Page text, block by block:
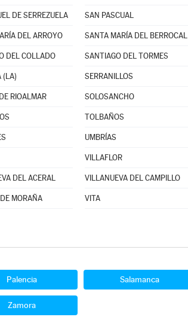
DE SERREZUELA SAN PASCUAL
DEL ARROYO SANTA MARÍA DEL BERROCAL
DEL COLLADO SANTIAGO DEL TORMES
(LA) SERRANILLOS
RIOALMAR SOLOSANCHO
TOLBAÑOS
UMBRÍAS
VILLAFLOR
DEL ACERAL VILLANUEVA DEL CAMPILLO
MORAÑA VITA
Palencia Salamanca
Zamora